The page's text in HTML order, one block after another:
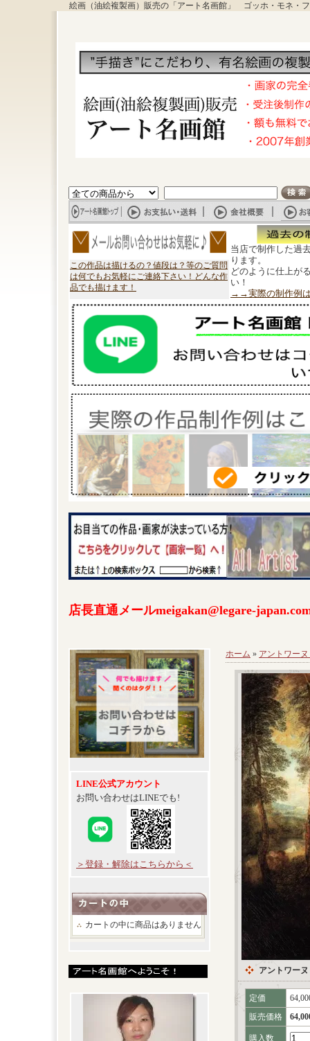
絵画（油絵複製画）販売の「アート名画館」 ゴッホ・モネ・
この作品は描けるの？値段は？等のご質問
は何でもお気軽にご連絡下さい！どんな作
品でも描けます！
当店で制作した過
ります。
どのように仕上が
い！
→→実際の制作例
店長直通メールmeigakan@legare-
LINE公式アカウント
お問い合わせはLINEでも!
＞登録・解除はこちらから＜
カートの中に商品はありません
ホーム » アントワー
アントワー
定価
販売価格
購入数